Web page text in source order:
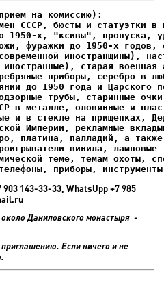
СССР, бюсты и статуэтки в
1950-х, "ксивы", пропуска,
и в стекле на прищепках,
приборы,
143-33-33, WhatsUpp +7 985
Даниловского монастыря -
Если ничего и не